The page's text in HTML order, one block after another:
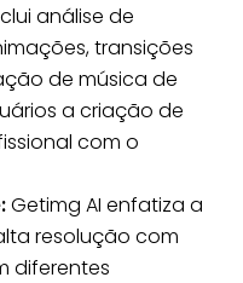
análise de
transições
de música de
a criação de
com o
Getimg AI enfatiza a
resolução com
diferentes